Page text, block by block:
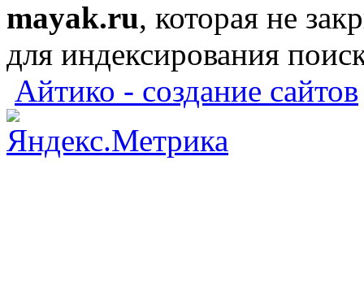
mayak.ru, которая не
для индексирования
Айтико - создание сайтов